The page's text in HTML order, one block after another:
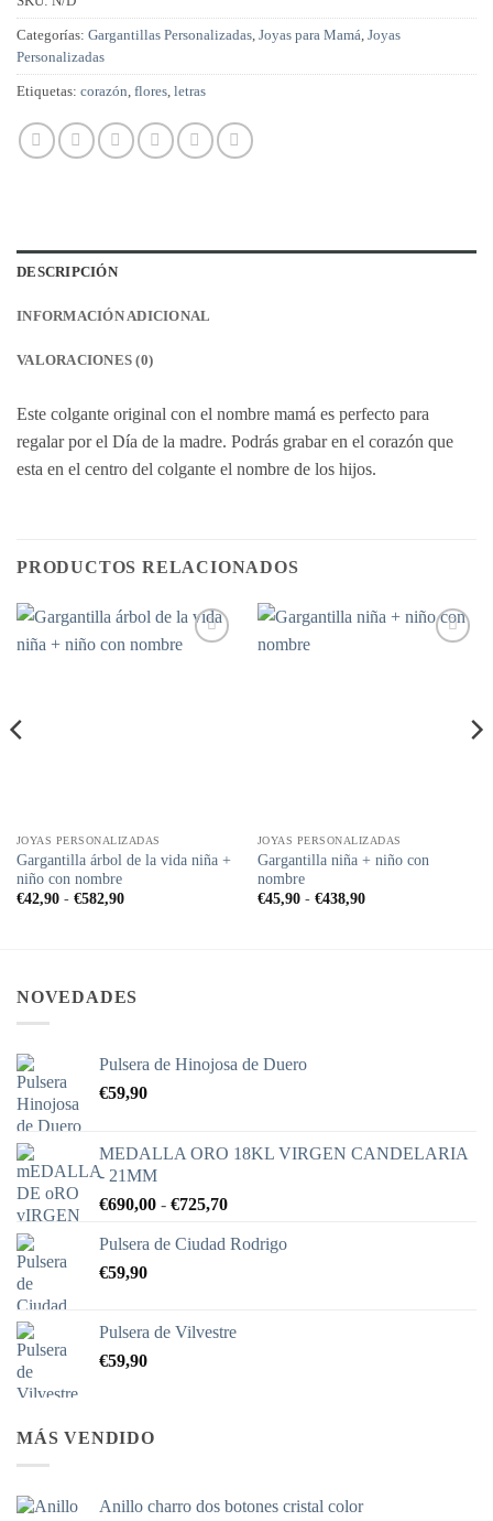
Categorías: Gargantillas Personalizadas, Joyas para Mamá, Joyas
Personalizadas
Etiquetas: corazón, flores, letras
DESCRIPCIÓN
INFORMACIÓN ADICIONAL
VALORACIONES (0)
Este colgante original con el nombre mamá es perfecto para
regalar por el Día de la madre. Podrás grabar en el corazón que
esta en el centro del colgante el nombre de los hijos.
PRODUCTOS RELACIONADOS
JOYAS PERSONALIZADAS
Gargantilla árbol de la vida niña +
niño con nombre
€42,90 - €582,90Rango
JOYAS PERSONALIZADAS
Gargantilla niña + niño con
nombre
€45,90 - €438,90Rango
NOVEDADES
Pulsera de Hinojosa de Duero
€59,90
MEDALLA ORO 18KL VIRGEN CANDELARIA
- 21MM
€690,00 - €725,70Rango
precios:
€725,70
Pulsera de Ciudad Rodrigo
€59,90
Pulsera de Vilvestre
€59,90
MÁS VENDIDO
Anillo charro dos botones cristal color